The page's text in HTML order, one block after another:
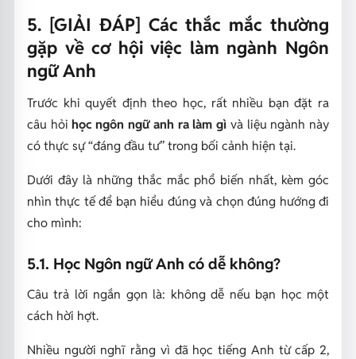
5. [GIẢI ĐÁP] Các thắc mắc thường
gặp về cơ hội việc làm ngành Ngôn
ngữ Anh
Trước khi quyết định theo học, rất nhiều bạn đặt ra
câu hỏihọc ngôn ngữ anh ra làm gì và liệu ngành này
có thực sự “đáng đầu tư” trong bối cảnh hiện tại.
Dưới đây là những thắc mắc phổ biến nhất, kèm góc
nhìn thực tế để bạn hiểu đúng và chọn đúng hướng đi
cho mình:
5.1. Học Ngôn ngữ Anh có dễ không?
Câu trả lời ngắn gọn là: không dễ nếu bạn học một
cách hời hợt.
Nhiều người nghĩ rằng vì đã học tiếng Anh từ cấp 2,